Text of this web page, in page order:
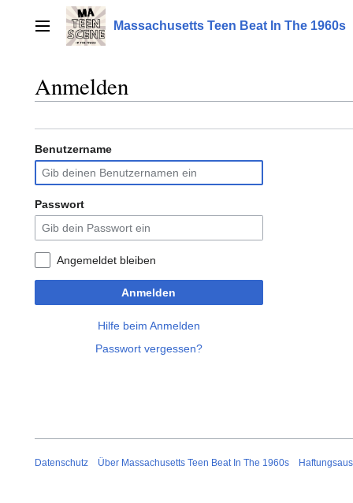
springenHauptmenü Massachusetts Teen Beat In The 1960s
Anmelden
Benutzername
Passwort
Angemeldet bleiben
Anmelden
Hilfe beim Anmelden
Passwort vergessen?
Datenschutz Über Massachusetts Teen Beat In The 1960s